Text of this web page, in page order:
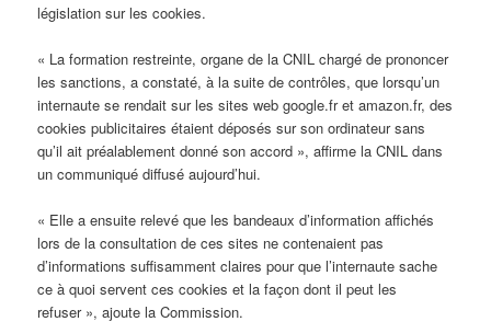
législation sur les cookies.
« La formation restreinte, organe de la CNIL chargé de prononcer
les sanctions, a constaté, à la suite de contrôles, que lorsqu’un
internaute se rendait sur les sites web google.fr et amazon.fr, des
cookies publicitaires étaient déposés sur son ordinateur sans
qu’il ait préalablement donné son accord », affirme la CNIL dans
un communiqué diffusé aujourd’hui.
« Elle a ensuite relevé que les bandeaux d’information affichés
lors de la consultation de ces sites ne contenaient pas
d’informations suffisamment claires pour que l’internaute sache
ce à quoi servent ces cookies et la façon dont il peut les
refuser », ajoute la Commission.